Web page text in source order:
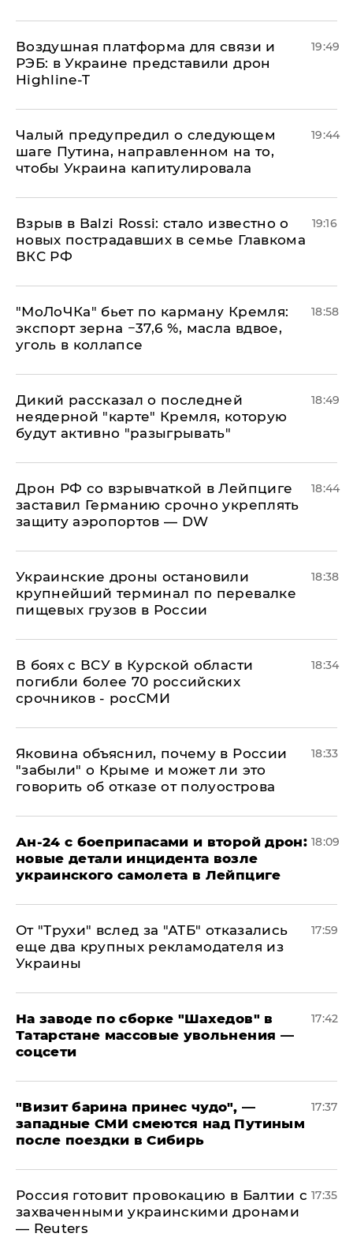
Воздушная платформа для связи и
РЭБ: в Украине представили дрон
Highline-T
19:49
Чалый предупредил о следующем
шаге Путина, направленном на то,
чтобы Украина капитулировала
19:44
Взрыв в Balzi Rossi: стало известно о
новых пострадавших в семье Главкома
ВКС РФ
19:16
​"МоЛоЧКа" бьет по карману Кремля:
экспорт зерна −37,6 %, масла вдвое,
уголь в коллапсе
18:58
Дикий рассказал о последней
неядерной "карте" Кремля, которую
будут активно "разыгрывать"
18:49
​Дрон РФ со взрывчаткой в Лейпциге
заставил Германию срочно укреплять
защиту аэропортов — DW
18:44
Украинские дроны остановили
крупнейший терминал по перевалке
пищевых грузов в России
18:38
В боях с ВСУ в Курской области
погибли более 70 российских
срочников - росСМИ
18:34
Яковина объяснил, почему в России
"забыли" о Крыме и может ли это
говорить об отказе от полуострова
18:33
Ан-24 с боеприпасами и второй дрон:
новые детали инцидента возле
украинского самолета в Лейпциге
18:09
От "Трухи" вслед за "АТБ" отказались
еще два крупных рекламодателя из
Украины
17:59
На заводе по сборке "Шахедов" в
Татарстане массовые увольнения —
соцсети
17:42
"Визит барина принес чудо", —
западные СМИ смеются над Путиным
после поездки в Сибирь
17:37
​Россия готовит провокацию в Балтии с
захваченными украинскими дронами
— Reuters
17:35